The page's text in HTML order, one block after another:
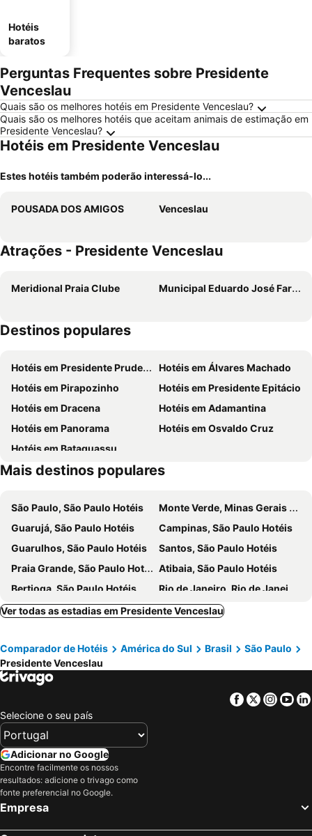
Hotéis
baratos
Perguntas Frequentes sobre Presidente
Venceslau
Quais são os melhores hotéis em Presidente Venceslau?
Quais são os melhores hotéis que aceitam animais de estimação em
Presidente Venceslau?
Hotéis em Presidente Venceslau
Estes hotéis também poderão interessá-lo...
POUSADA DOS AMIGOS Venceslau
Atrações - Presidente Venceslau
Meridional Praia Clube Municipal Eduardo José Farah
Destinos populares
Hotéis em Presidente Prudente
Hotéis em Álvares Machado
Hotéis em Pirapozinho
Hotéis em Presidente Epitácio
Hotéis em Dracena
Hotéis em Adamantina
Hotéis em Panorama
Hotéis em Osvaldo Cruz
Hotéis em Bataguassu
Mais destinos populares
São Paulo, São Paulo Hotéis
Monte Verde, Minas Gerais Hotéis
Guarujá, São Paulo Hotéis
Campinas, São Paulo Hotéis
Guarulhos, São Paulo Hotéis
Santos, São Paulo Hotéis
Praia Grande, São Paulo Hotéis
Atibaia, São Paulo Hotéis
Bertioga, São Paulo Hotéis
Rio de Janeiro, Rio de Janeiro Hotéis
Fortaleza, Ceará Hotéis
Natal, Rio Grande do Norte Hotéis
Salvador, Bahia Hotéis
Maceió, Alagoas Hotéis
Porto Seguro, Bahia Hotéis
Ver todas as estadias em Presidente Venceslau
Comparador de Hotéis América do Sul Brasil
São Paulo
Presidente Venceslau
Facebook
Twitter
Selecione o seu país
Adicionar no Google
Encontre facilmente os nossos
resultados: adicione o trivago como
fonte preferencial no Google.
Empresa